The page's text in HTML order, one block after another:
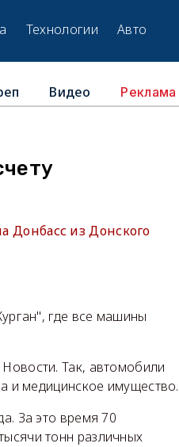
Технологии Авто
Видео Реклама
Донбасс из Донского
где все машины
Так, автомобили
и медицинское имущество.
За это время 70
тонн различных